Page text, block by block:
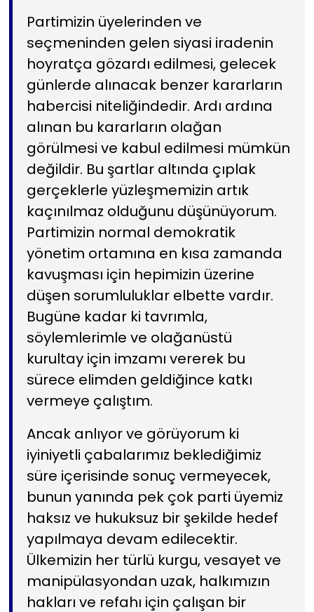
Partimizin üyelerinden ve
seçmeninden gelen siyasi iradenin
hoyratça gözardı edilmesi, gelecek
günlerde alınacak benzer kararların
habercisi niteliğindedir. Ardı ardına
alınan bu kararların olağan
görülmesi ve kabul edilmesi mümkün
değildir. Bu şartlar altında çıplak
gerçeklerle yüzleşmemizin artık
kaçınılmaz olduğunu düşünüyorum.
Partimizin normal demokratik
yönetim ortamına en kısa zamanda
kavuşması için hepimizin üzerine
düşen sorumluluklar elbette vardır.
Bugüne kadar ki tavrımla,
söylemlerimle ve olağanüstü
kurultay için imzamı vererek bu
sürece elimden geldiğince katkı
vermeye çalıştım.
Ancak anlıyor ve görüyorum ki
iyiniyetli çabalarımız beklediğimiz
süre içerisinde sonuç vermeyecek,
bunun yanında pek çok parti üyemiz
haksız ve hukuksuz bir şekilde hedef
yapılmaya devam edilecektir.
Ülkemizin her türlü kurgu, vesayet ve
manipülasyondan uzak, halkımızın
hakları ve refahı için çalışan bir